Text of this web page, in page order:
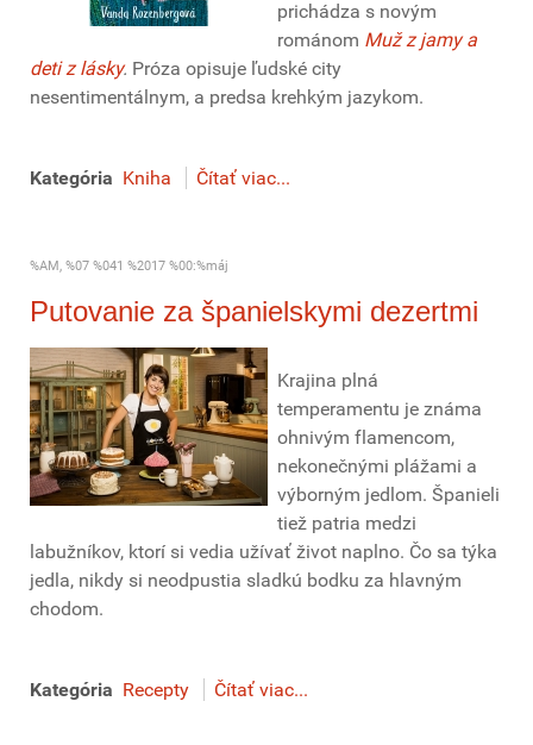
prichádza s novým
románom Muž z jamy a
deti z lásky. Próza opisuje ľudské city
nesentimentálnym, a predsa krehkým jazykom.
Kategória Kniha Čítať viac...
%AM, %07 %041 %2017 %00:%máj
Putovanie za španielskymi dezertmi
Krajina plná
temperamentu je známa
ohnivým flamencom,
nekonečnými plážami a
výborným jedlom. Španieli
tiež patria medzi
labužníkov, ktorí si vedia užívať život naplno. Čo sa týka
jedla, nikdy si neodpustia sladkú bodku za hlavným
chodom.
Kategória Recepty Čítať viac...